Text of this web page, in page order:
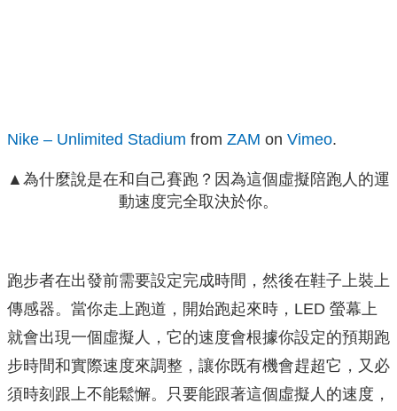
Nike – Unlimited Stadium from ZAM on Vimeo.
▲為什麼說是在和自己賽跑？因為這個虛擬陪跑人的運
動速度完全取決於你。
跑步者在出發前需要設定完成時間，然後在鞋子上裝上
傳感器。當你走上跑道，開始跑起來時，LED 螢幕上
就會出現一個虛擬人，它的速度會根據你設定的預期跑
步時間和實際速度來調整，讓你既有機會趕超它，又必
須時刻跟上不能鬆懈。只要能跟著這個虛擬人的速度，